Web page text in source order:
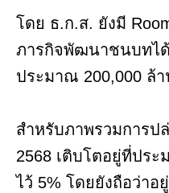
โดย ธ.ก.ส. ยังมี
ภารกิจพัฒนาชนบทไ
ประมาณ 200,000 ล้
สำหรับภาพรวมการป
2568 เติบโตอยู่ที่ปร
ไว้ 5% โดยยังถือว่า